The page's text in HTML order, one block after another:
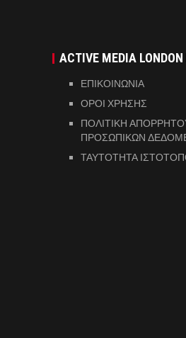
ACTIVE MEDIA LONDON
ΕΠΙΚΟΙΝΩΝΙΑ
ΟΡΟΙ ΧΡΗΣΗΣ
ΠΟΛΙΤΙΚΗ
ΠΡΟΣΩΠΙΚΩΝ
ΤΑΥΤΟΤΗΤΑ